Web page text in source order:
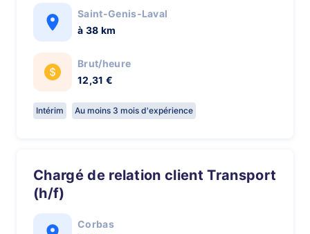
Saint-Genis-Laval
à 38 km
Brut/heure
12,31 €
Intérim Au moins 3 mois d'expérience
Chargé de relation client Transport
(h/f)
Corbas